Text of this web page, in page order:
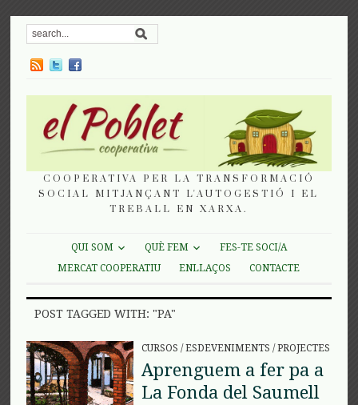
COOPERATIVA PER LA TRANSFORMACIÓ
SOCIAL MITJANÇANT L'AUTOGESTIÓ I EL
TREBALL EN XARXA.
QUI SOM QUÈ FEM
FES-TE SOCI/A
MERCAT COOPERATIU
ENLLAÇOS CONTACTE
POST TAGGED WITH: "PA"
CURSOS /ESDEVENIMENTS /PROJECTES
Aprenguem a fer pa a
La Fonda del Saumell